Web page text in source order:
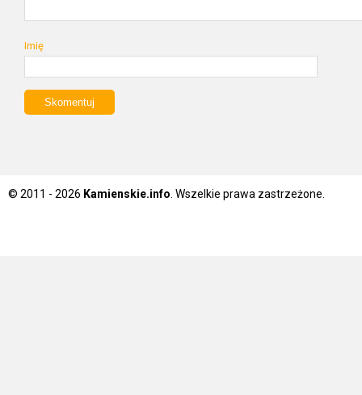
Imię
© 2011 - 2026 Kamienskie.info . Wszelkie prawa zastrzeżone.